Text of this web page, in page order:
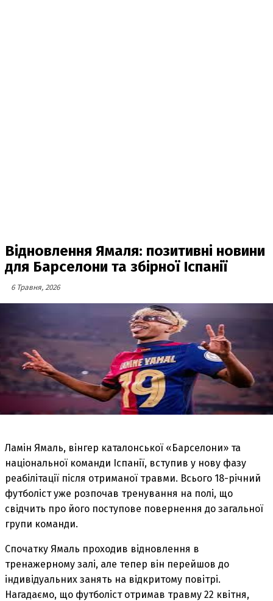
Відновлення Ямаля: позитивні новини
для Барселони та збірної Іспанії
6 Травня, 2026
Ламін Ямаль, вінгер каталонської «Барселони» та
національної команди Іспанії, вступив у нову фазу
реабілітації після отриманої травми. Всього 18-річний
футболіст уже розпочав тренування на полі, що
свідчить про його поступове повернення до загальної
групи команди.
Спочатку Ямаль проходив відновлення в
тренажерному залі, але тепер він перейшов до
індивідуальних занять на відкритому повітрі.
Нагадаємо, що футболіст отримав травму 22 квітня,